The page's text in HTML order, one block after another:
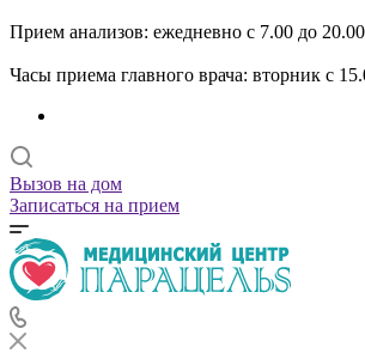
Прием анализов: ежедневно с 7.00 до 20.00
Часы приема главного врача: вторник с
Вызов на дом
Записаться на прием